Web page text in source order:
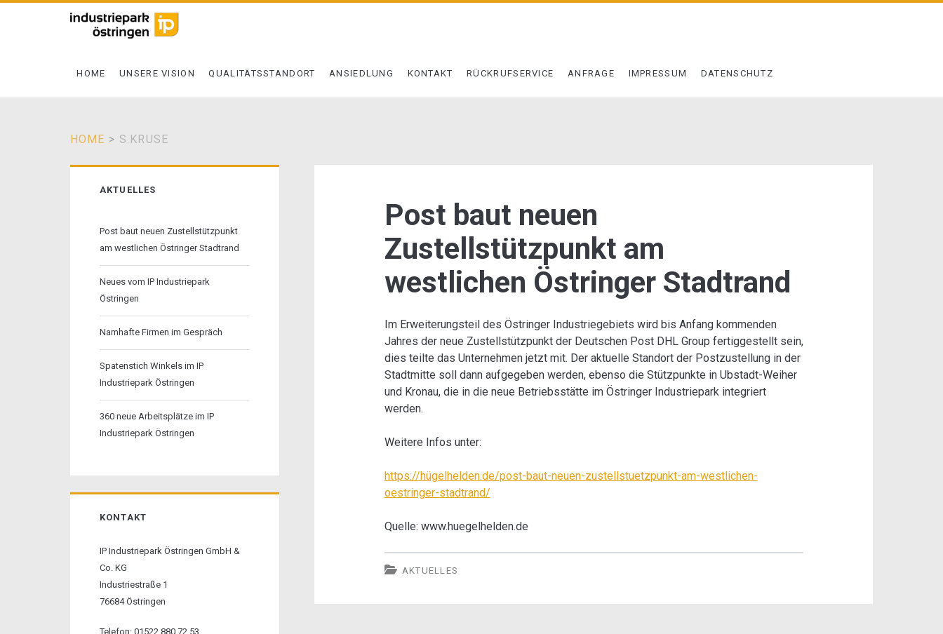
HOME UNSERE VISION QUALITÄTSSTANDORT ANSIEDLUNG KONTAKT RÜCKRUFSERVICE ANFRAGE IMPRESSUM DATENSCHUTZ
HOME > S.KRUSE
<span>s.kruse</span>
Post baut neuen
Zustellstützpunkt am
westlichen Östringer Stadtrand
Im Erweiterungsteil des Östringer Industriegebiets wird bis Anfang kommenden
Jahres der neue Zustellstützpunkt der Deutschen Post DHL Group fertiggestellt sein,
dies teilte das Unternehmen jetzt mit. Der aktuelle Standort der Postzustellung in der
Stadtmitte soll dann aufgegeben werden, ebenso die Stützpunkte in Ubstadt-Weiher
und Kronau, die in die neue Betriebsstätte im Östringer Industriepark integriert
werden.
Weitere Infos unter:
https://hügelhelden.de/post-baut-neuen-zustellstuetzpunkt-am-westlichen-
oestringer-stadtrand/
Quelle: www.huegelhelden.de
AKTUELLES
Primäre
AKTUELLES
Post baut neuen Zustellstützpunkt
am westlichen Östringer Stadtrand
Neues vom IP Industriepark
Östringen
Namhafte Firmen im Gespräch
Spatenstich Winkels im IP
Industriepark Östringen
360 neue Arbeitsplätze im IP
Industriepark Östringen
KONTAKT
IP Industriepark Östringen GmbH &
Co. KG
Industriestraße 1
76684 Östringen
Telefon: 01522 880 72 53